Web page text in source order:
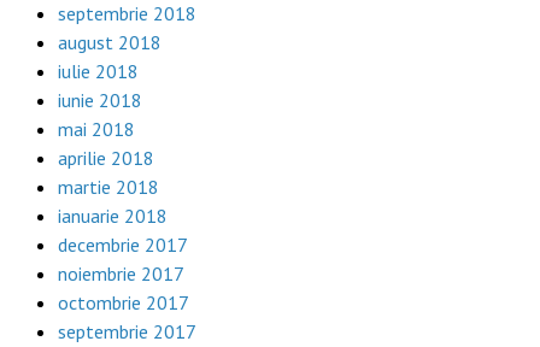
septembrie 2018
august 2018
iulie 2018
iunie 2018
mai 2018
aprilie 2018
martie 2018
ianuarie 2018
decembrie 2017
noiembrie 2017
octombrie 2017
septembrie 2017